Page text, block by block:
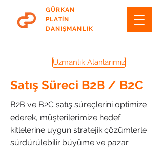
GÜRKAN
PLATİN
DANIŞMANLIK
Uzmanlık Alanlarımız
Satış Süreci B2B / B2C
B2B ve B2C satış süreçlerini optimize
ederek, müşterilerimize hedef
kitlelerine uygun stratejik çözümlerle
sürdürülebilir büyüme ve pazar